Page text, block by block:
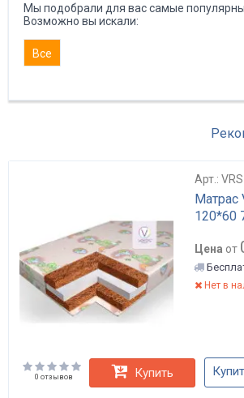
Мы подобрали для вас самые
Возможно вы искали:
Все
Арт.:
Матрас
120*60
Цена от
Нет в
0 отзывов Купить